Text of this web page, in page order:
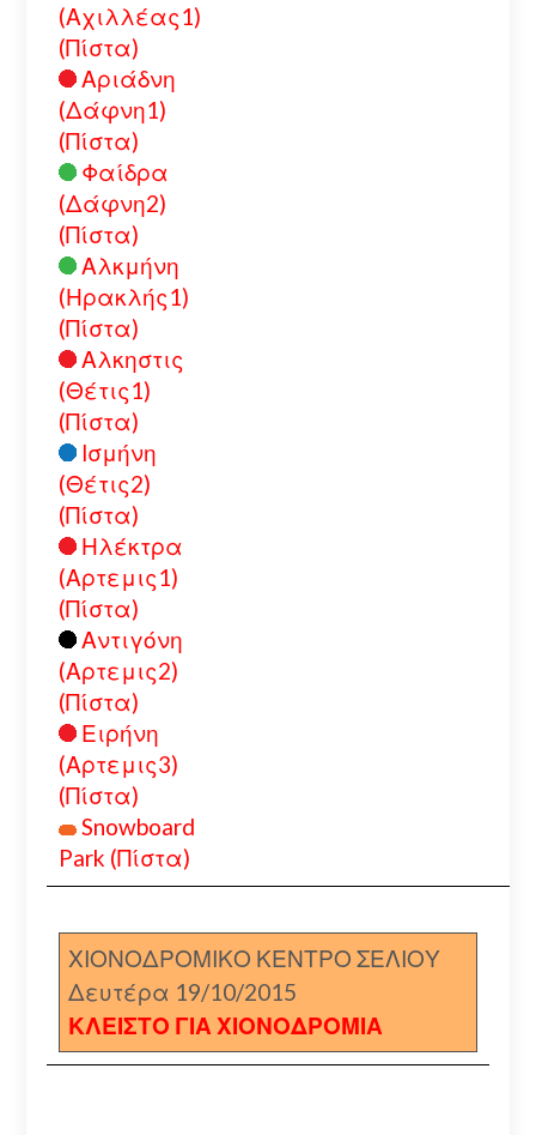
(Αχιλλέας1)
(Πίστα)
Αριάδνη
(Δάφνη1)
(Πίστα)
Φαίδρα
(Δάφνη2)
(Πίστα)
Αλκμήνη
(Ηρακλής1)
(Πίστα)
Αλκηστις
(Θέτις1)
(Πίστα)
Ισμήνη
(Θέτις2)
(Πίστα)
Ηλέκτρα
(Αρτεμις1)
(Πίστα)
Αντιγόνη
(Αρτεμις2)
(Πίστα)
Ειρήνη
(Αρτεμις3)
(Πίστα)
Snowboard
Park (Πίστα)
ΧΙΟΝΟΔΡΟΜΙΚΟ ΚΕΝΤΡΟ ΣΕΛΙΟΥ
Δευτέρα 19/10/2015
ΚΛΕΙΣΤΟ ΓΙΑ ΧΙΟΝΟΔΡΟΜΙΑ